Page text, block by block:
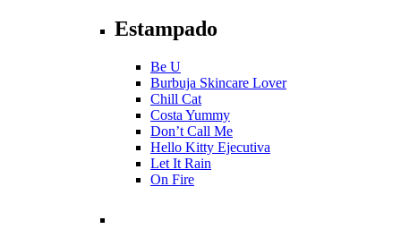
Estampado
Be U
Burbuja Skincare Lover
Chill Cat
Costa Yummy
Don’t Call Me
Hello Kitty Ejecutiva
Let It Rain
On Fire